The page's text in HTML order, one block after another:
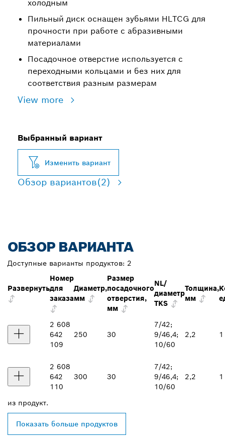
холодным
Пильный диск оснащен зубьями HLTCG для
прочности при работе с абразивными
материалами
Посадочное отверстие используется с
переходными кольцами и без них для
соответствия разным размерам
View more
Выбранный вариант
Изменить вариант
Обзор вариантов(2)
ОБЗОР ВАРИАНТА
Доступные варианты продуктов: 2
Развернуть
Номер
для
заказа
Диаметр,
мм
Размер
посадочного
отверстия,
мм
NL/
диаметр
TKS
Толщина,
мм
2 608
642
109
250 30
7/42;
9/46,4;
10/60
2,2
2 608
642
110
300 30
7/42;
9/46,4;
10/60
2,2
из продукт.
Показать больше продуктов